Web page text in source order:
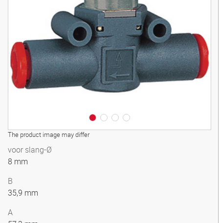
The product image may differ
3D-model
voor slang-Ø
8 mm
B
35,9 mm
A